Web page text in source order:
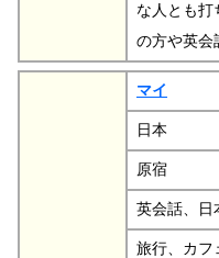
な人とも打
の方や英会
マイ
日本
原宿
英会話、日
旅行、カフ